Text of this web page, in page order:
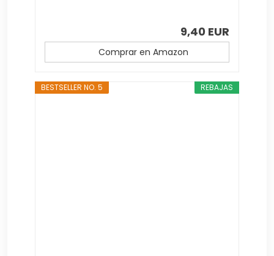
9,40 EUR
Comprar en Amazon
REBAJAS
BESTSELLER NO. 5